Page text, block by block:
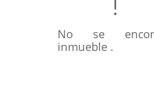
No se
inmueble .